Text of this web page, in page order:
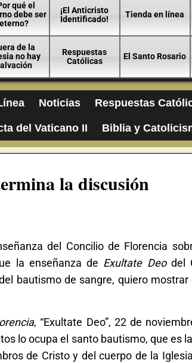
qué el
debe ser
eterno?
¡El Anticristo
Identificado!
Tienda en línea
de la
no hay
Respuestas
Católicas
El Santo Rosario
Noticias Respuestas
del Vaticano II Biblia y
la discusión
del Concilio de Florencia
la enseñanza de Exultate Deodel
bautismo de sangre, quiero
, “Exultate Deo”, 22 de
lo ocupa el santo bautismo, que es
de Cristo y del cuerpo de la